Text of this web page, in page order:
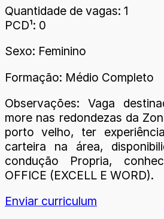
Quantidade de vagas: 1
PCD¹: 0
Sexo: Feminino
Formação: Médio Completo
Observações: Vaga
more nas redondezas da
porto velho, ter
carteira na área,
condução Propria,
OFFICE (EXCELL E WORD).
Enviar curriculum